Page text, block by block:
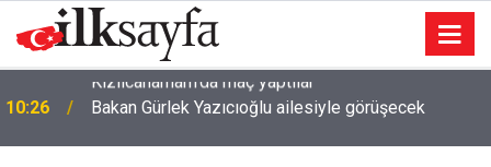
10:26 Bakan Gürlek Yazıcıoğlu ailesiyle görüşecek